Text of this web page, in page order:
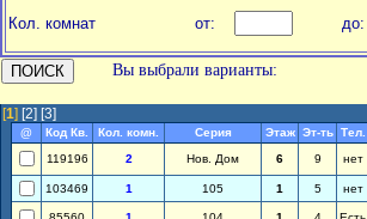
Кол. комнат от: до:
Вы выбрали варианты:
[1] [2] [3]
@ Код Кв. Кол. комн. Серия Этаж Эт-ть Тел.
119196
2 Нов. Дом 6 9 нет
103469 1 105 1 5 нет